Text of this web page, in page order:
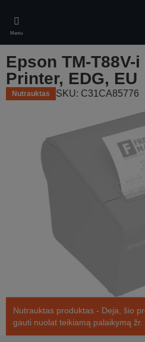
main
content
Meniu
Epson TM-
Printer, EDG, EU
Nutrauktas SKU: C31CA85776
Nutrauktas produktas - Deja, šio
gauti nuolat teikiamą palaikymą žr.